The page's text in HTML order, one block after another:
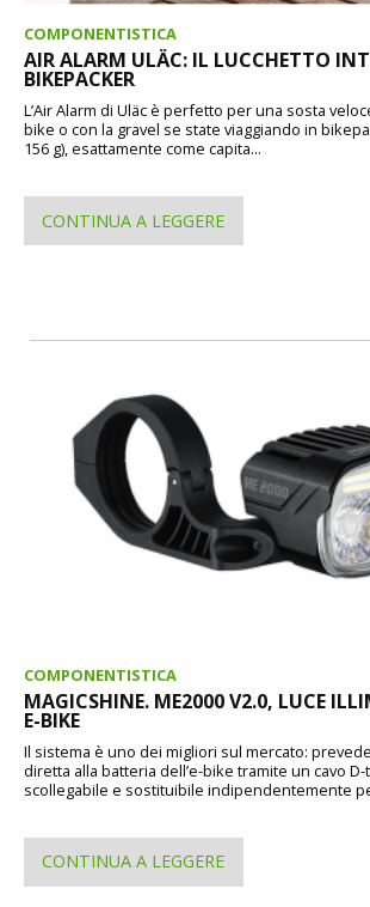
COMPONENTISTICA
AIR ALARM ULÄC: IL LUCCHETTO
BIKEPACKER
L’Air Alarm di Uläc è perfetto per una sosta
bike o con la gravel se state viaggiando in
156 g), esattamente come capita...
CONTINUA A LEGGERE
COMPONENTISTICA
MAGICSHINE. ME2000 V2.0, LUCE
E-BIKE
Il sistema è uno dei migliori sul mercato:
diretta alla batteria dell’e-bike tramite un cavo D-
scollegabile e sostituibile indipendentemente
CONTINUA A LEGGERE